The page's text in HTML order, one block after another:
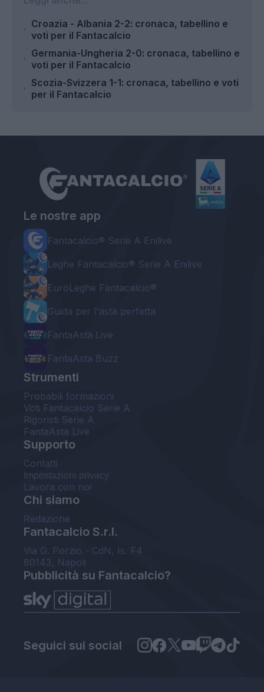
Croazia - Albania 2-2: cronaca, tabellino e
voti per il Fantacalcio
Germania-Ungheria 2-0: cronaca, tabellino e
voti per il Fantacalcio
Scozia-Svizzera 1-1: cronaca, tabellino e voti
per il Fantacalcio
Le nostre app
Fantacalcio® Serie A Enilive
Leghe Fantacalcio® Serie A Enilive
EuroLeghe Fantacalcio®
Guida per l'asta perfetta
FantaAsta Live
FantaAsta Buzz
Strumenti
Probabili formazioni
Voti Fantacalcio Serie A
Rigoristi Serie A
FantaAsta Live
Supporto
Contatti
Impostazioni privacy
Lavora con noi
Chi siamo
Redazione
Fantacalcio S.r.l.
Via G. Porzio - CdN, Is. F4
80143, Napoli
Pubblicità su Fantacalcio?
Seguici sui social